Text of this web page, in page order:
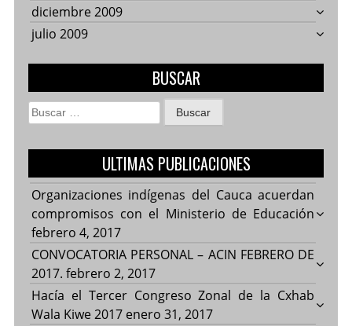
diciembre 2009
julio 2009
BUSCAR
Buscar:
ULTIMAS PUBLICACIONES
Organizaciones indígenas del Cauca acuerdan
compromisos con el Ministerio de Educación
febrero 4, 2017
CONVOCATORIA PERSONAL – ACIN FEBRERO DE
2017. febrero 2, 2017
Hacía el Tercer Congreso Zonal de la Cxhab
Wala Kiwe 2017 enero 31, 2017